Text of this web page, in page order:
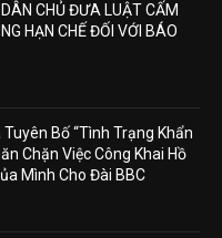
CHỦ ĐƯA LUẬT CẤM
HẠN CHẾ ĐỐI VỚI BÁO
Bố “Tình Trạng Khẩn
Chặn Việc Công Khai Hồ
Mình Cho Đài BBC